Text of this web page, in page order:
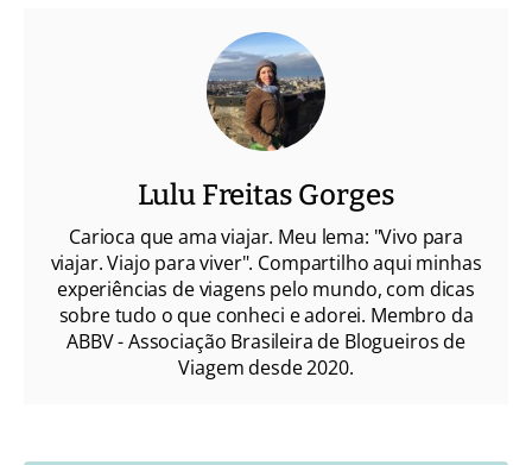
Lulu Freitas Gorges
Carioca que ama viajar. Meu lema: "Vivo para
viajar. Viajo para viver". Compartilho aqui minhas
experiências de viagens pelo mundo, com dicas
sobre tudo o que conheci e adorei. Membro da
ABBV - Associação Brasileira de Blogueiros de
Viagem desde 2020.